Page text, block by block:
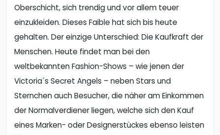
weltbekannten Fashion-Shows – wie jenen der
Victoria´s Secret Angels – neben Stars und
Sternchen auch Besucher, die näher am Einkommen
der Normalverdiener liegen, welche sich den Kauf
eines Marken- oder Designerstückes ebenso leisten
können.
In nahezu jeder Haupt- oder Modestadt, wie es
Mailand beispielsweise ist, finden jährlich die